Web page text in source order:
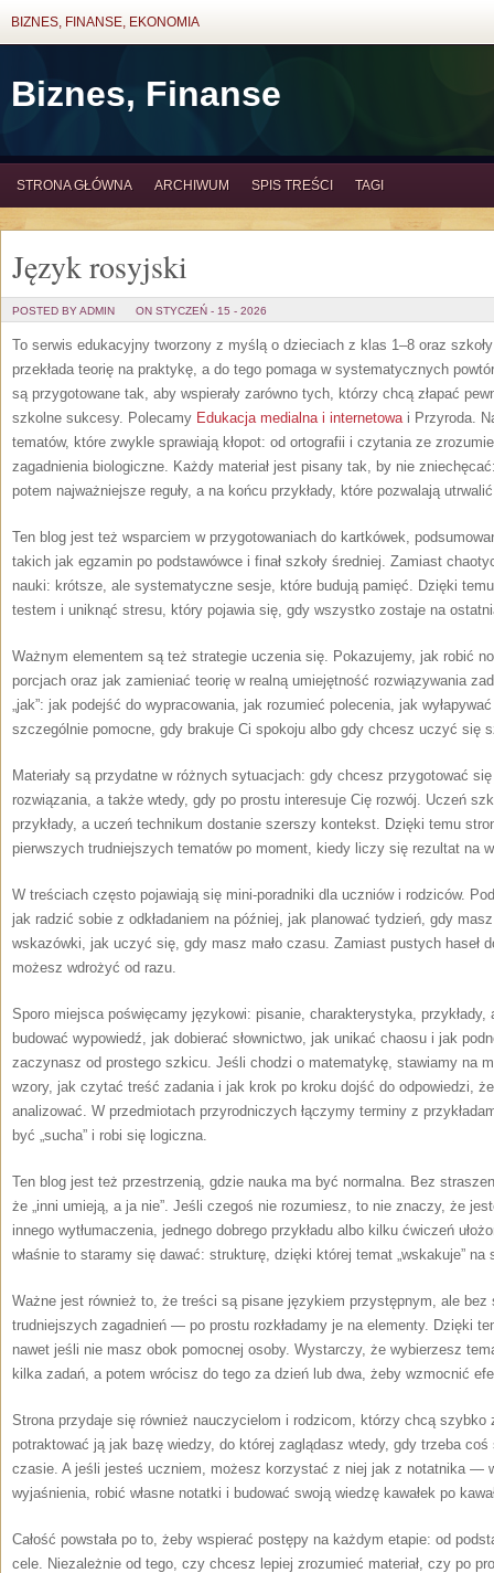
BIZNES, FINANSE, EKONOMIA
Biznes, Finanse
STRONA GŁÓWNA ARCHIWUM SPIS TREŚCI TAGI
Język rosyjski
POSTED BY ADMIN ON STYCZEŃ - 15 - 2026
To serwis edukacyjny tworzony z myślą o dzieciach z klas 1–8 oraz
przekłada teorię na praktykę, a do tego pomaga w systematycznych
są przygotowane tak, aby wspierały zarówno tych, którzy chcą złapać
szkolne sukcesy. Polecamy Edukacja medialna i internetowai Przyroda.
tematów, które zwykle sprawiają kłopot: od ortografii i czytania ze
zagadnienia biologiczne. Każdy materiał jest pisany tak, by nie
potem najważniejsze reguły, a na końcu przykłady, które pozwalają
Ten blog jest też wsparciem w przygotowaniach do kartkówek,
takich jak egzamin po podstawówce i finał szkoły średniej. Zamiast
nauki: krótsze, ale systematyczne sesje, które budują pamięć. Dzięki
testem i uniknąć stresu, który pojawia się, gdy wszystko zostaje na
Ważnym elementem są też strategie uczenia się. Pokazujemy, jak robić
porcjach oraz jak zamieniać teorię w realną umiejętność rozwiązywania
„jak”: jak podejść do wypracowania, jak rozumieć polecenia, jak
szczególnie pomocne, gdy brakuje Ci spokoju albo gdy chcesz uczyć się
Materiały są przydatne w różnych sytuacjach: gdy chcesz przygotować
rozwiązania, a także wtedy, gdy po prostu interesuje Cię rozwój. Uczeń
przykłady, a uczeń technikum dostanie szerszy kontekst. Dzięki temu
pierwszych trudniejszych tematów po moment, kiedy liczy się rezultat na
W treściach często pojawiają się mini-poradniki dla uczniów i rodziców.
jak radzić sobie z odkładaniem na później, jak planować tydzień, gdy
wskazówki, jak uczyć się, gdy masz mało czasu. Zamiast pustych haseł
możesz wdrożyć od razu.
Sporo miejsca poświęcamy językowi: pisanie, charakterystyka,
budować wypowiedź, jak dobierać słownictwo, jak unikać chaosu i jak
zaczynasz od prostego szkicu. Jeśli chodzi o matematykę, stawiamy na
wzory, jak czytać treść zadania i jak krok po kroku dojść do odpowiedzi,
analizować. W przedmiotach przyrodniczych łączymy terminy z
być „sucha” i robi się logiczna.
Ten blog jest też przestrzenią, gdzie nauka ma być normalna. Bez
że „inni umieją, a ja nie”. Jeśli czegoś nie rozumiesz, to nie znaczy, że
innego wytłumaczenia, jednego dobrego przykładu albo kilku ćwiczeń
właśnie to staramy się dawać: strukturę, dzięki której temat „wskakuje” na
Ważne jest również to, że treści są pisane językiem przystępnym, ale bez
trudniejszych zagadnień — po prostu rozkładamy je na elementy. Dzięki
nawet jeśli nie masz obok pomocnej osoby. Wystarczy, że wybierzesz
kilka zadań, a potem wrócisz do tego za dzień lub dwa, żeby wzmocnić
Strona przydaje się również nauczycielom i rodzicom, którzy chcą szybko
potraktować ją jak bazę wiedzy, do której zaglądasz wtedy, gdy trzeba
czasie. A jeśli jesteś uczniem, możesz korzystać z niej jak z notatnika —
wyjaśnienia, robić własne notatki i budować swoją wiedzę kawałek po
Całość powstała po to, żeby wspierać postępy na każdym etapie: od
cele. Niezależnie od tego, czy chcesz lepiej zrozumieć materiał, czy po